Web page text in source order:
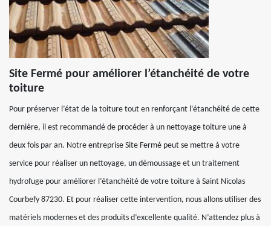
Site Fermé pour améliorer l’étanchéité de votre
toiture
Pour préserver l’état de la toiture tout en renforçant l’étanchéité de cette
dernière, il est recommandé de procéder à un nettoyage toiture une à
deux fois par an. Notre entreprise Site Fermé peut se mettre à votre
service pour réaliser un nettoyage, un démoussage et un traitement
hydrofuge pour améliorer l’étanchéité de votre toiture à Saint Nicolas
Courbefy 87230. Et pour réaliser cette intervention, nous allons utiliser des
matériels modernes et des produits d’excellente qualité. N’attendez plus à